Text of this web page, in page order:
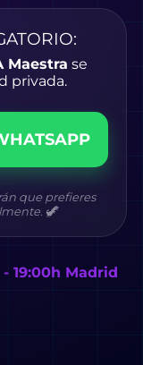
Maestra se
privada.
que prefieres
🦖
19:00h Madrid